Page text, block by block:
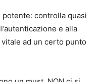
controlla quasi
e alla
ad un certo punto